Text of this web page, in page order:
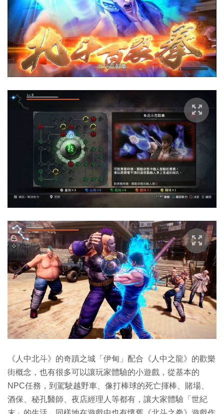
《人中北斗》的奇蹟之城「伊甸」配合《人中之龍》的歡樂
街概念，也有很多可以讓玩家體驗的小遊戲，從基本的
NPC任務，到駕駛越野車、像打棒球的死亡揮棒、賭場、
酒保、秘孔醫師、夜店經理人等都有，讓大家體驗「世紀